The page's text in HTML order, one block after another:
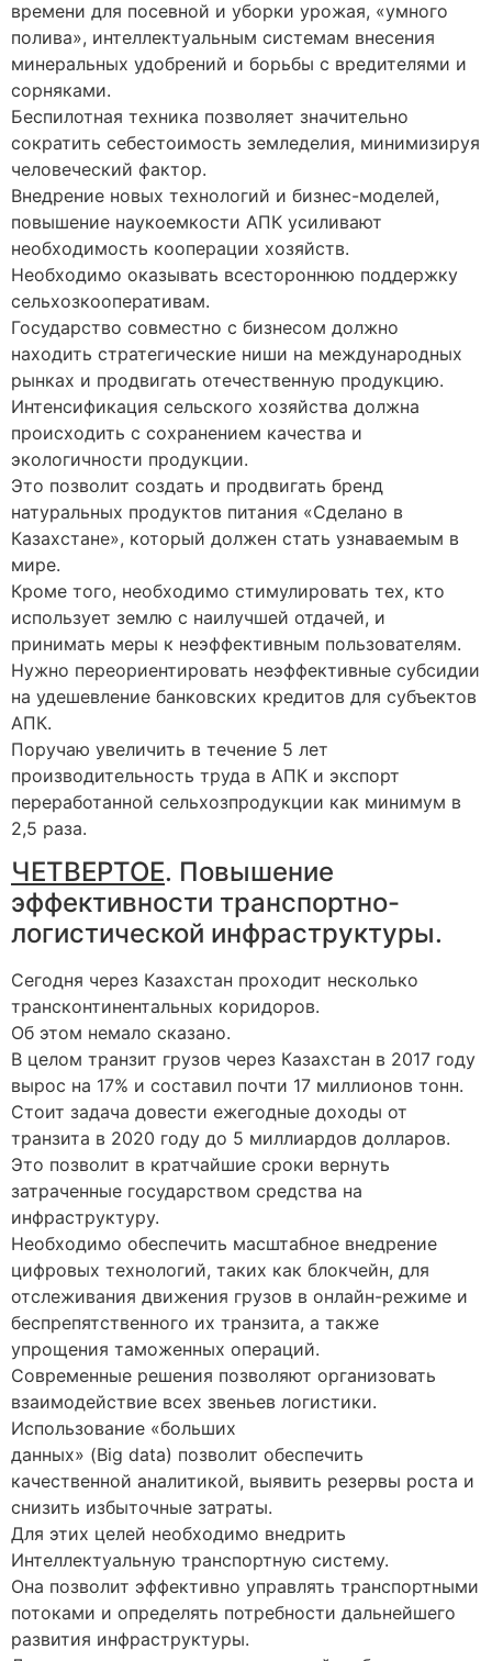
времени для посевной и уборки урожая, «умного
полива», интеллектуальным системам внесения
минеральных удобрений и борьбы с вредителями и
сорняками.
Беспилотная техника позволяет значительно
сократить себестоимость земледелия, минимизируя
человеческий фактор.
Внедрение новых технологий и бизнес-моделей,
повышение наукоемкости АПК усиливают
необходимость кооперации хозяйств.
Необходимо оказывать всестороннюю поддержку
сельхозкооперативам.
Государство совместно с бизнесом должно
находить стратегические ниши на международных
рынках и продвигать отечественную продукцию.
Интенсификация сельского хозяйства должна
происходить с сохранением качества и
экологичности продукции.
Это позволит создать и продвигать бренд
натуральных продуктов питания «Сделано в
Казахстане», который должен стать узнаваемым в
мире.
Кроме того, необходимо стимулировать тех, кто
использует землю с наилучшей отдачей, и
принимать меры к неэффективным пользователям.
Нужно переориентировать неэффективные субсидии
на удешевление банковских кредитов для субъектов
АПК.
Поручаю увеличить в течение 5 лет
производительность труда в АПК и экспорт
переработанной сельхозпродукции как минимум в
2,5 раза.
ЧЕТВЕРТОЕ. Повышение
эффективности транспортно-
логистической инфраструктуры.
Сегодня через Казахстан проходит несколько
трансконтинентальных коридоров.
Об этом немало сказано.
В целом транзит грузов через Казахстан в 2017 году
вырос на 17% и составил почти 17 миллионов тонн.
Стоит задача довести ежегодные доходы от
транзита в 2020 году до 5 миллиардов долларов.
Это позволит в кратчайшие сроки вернуть
затраченные государством средства на
инфраструктуру.
Необходимо обеспечить масштабное внедрение
цифровых технологий, таких как блокчейн, для
отслеживания движения грузов в онлайн-режиме и
беспрепятственного их транзита, а также
упрощения таможенных операций.
Современные решения позволяют организовать
взаимодействие всех звеньев логистики.
Использование «больших
данных» (Big data) позволит обеспечить
качественной аналитикой, выявить резервы роста и
снизить избыточные затраты.
Для этих целей необходимо внедрить
Интеллектуальную транспортную систему.
Она позволит эффективно управлять транспортными
потоками и определять потребности дальнейшего
развития инфраструктуры.